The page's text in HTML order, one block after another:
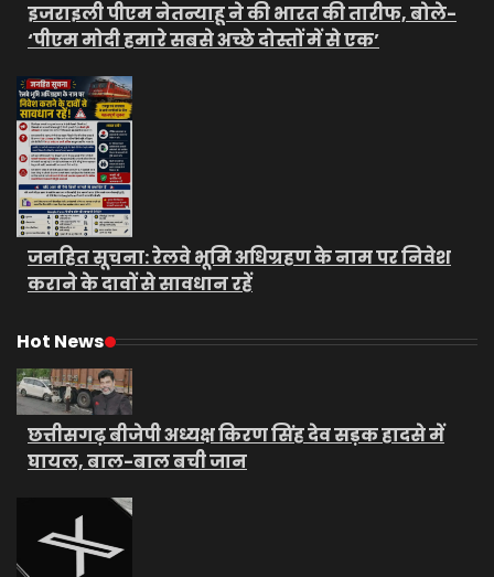
इजराइली पीएम नेतन्याहू ने की भारत की तारीफ, बोले-
‘पीएम मोदी हमारे सबसे अच्छे दोस्तों में से एक’
जनहित सूचना: रेलवे भूमि अधिग्रहण के नाम पर निवेश
कराने के दावों से सावधान रहें
Hot News
छत्तीसगढ़ बीजेपी अध्यक्ष किरण सिंह देव सड़क हादसे में
घायल, बाल-बाल बची जान